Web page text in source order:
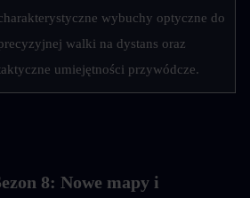
wybuchy optyczne do
walki na dystans oraz
umiejętności przywódcze.
8: Nowe mapy i